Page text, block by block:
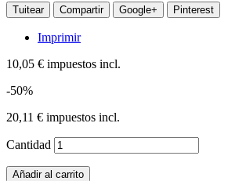
Tuitear Compartir Google+ Pinterest
Imprimir
10,05 € impuestos incl.
-50%
20,11 € impuestos incl.
Cantidad
Añadir al carrito